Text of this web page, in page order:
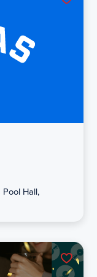
Pool Hall,